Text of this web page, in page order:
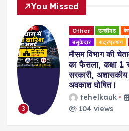
You Missed
3
Other ऊखीमठ
बसुकेदार
रुद्रप्रयाग
मौसम विभाग की
का फैसला, कक्षा
सरकारी, अशासकीय
अवकाश घोषित।
tehelkauk
104 views